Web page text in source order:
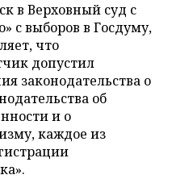
в Верховный суд с
с выборов в Госдуму,
что
допустил
законодательства о
об
и о
каждое из